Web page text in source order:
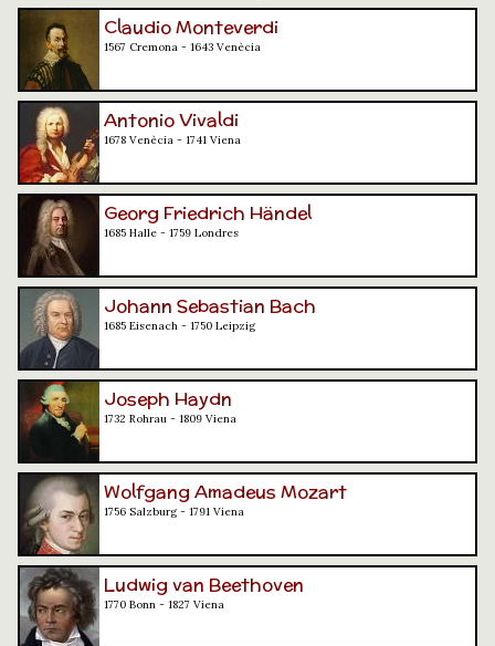
Claudio Monteverdi
1567 Cremona - 1643 Venècia
Antonio Vivaldi
1678 Venècia - 1741 Viena
Georg Friedrich Händel
1685 Halle - 1759 Londres
Johann Sebastian Bach
1685 Eisenach - 1750 Leipzig
Joseph Haydn
1732 Rohrau - 1809 Viena
Wolfgang Amadeus Mozart
1756 Salzburg - 1791 Viena
Ludwig van Beethoven
1770 Bonn - 1827 Viena